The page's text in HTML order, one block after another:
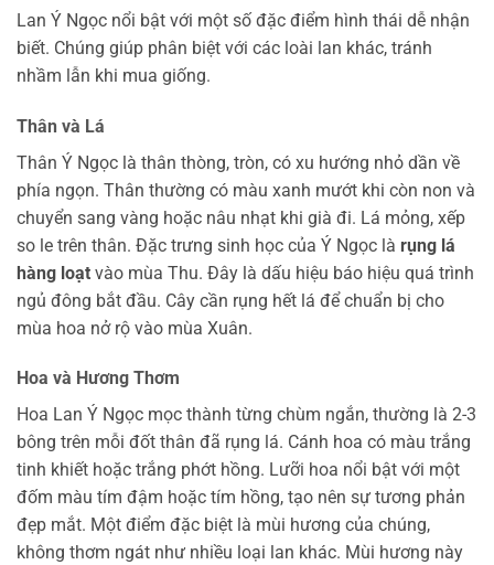
Lan Ý Ngọc nổi bật với một số đặc điểm hình thái dễ nhận
biết. Chúng giúp phân biệt với các loài lan khác, tránh
nhầm lẫn khi mua giống.
Thân và Lá
Thân Ý Ngọc là thân thòng, tròn, có xu hướng nhỏ dần về
phía ngọn. Thân thường có màu xanh mướt khi còn non và
chuyển sang vàng hoặc nâu nhạt khi già đi. Lá mỏng, xếp
so le trên thân. Đặc trưng sinh học của Ý Ngọc là rụng lá
hàng loạt vào mùa Thu. Đây là dấu hiệu báo hiệu quá trình
ngủ đông bắt đầu. Cây cần rụng hết lá để chuẩn bị cho
mùa hoa nở rộ vào mùa Xuân.
Hoa và Hương Thơm
Hoa Lan Ý Ngọc mọc thành từng chùm ngắn, thường là 2-3
bông trên mỗi đốt thân đã rụng lá. Cánh hoa có màu trắng
tinh khiết hoặc trắng phớt hồng. Lưỡi hoa nổi bật với một
đốm màu tím đậm hoặc tím hồng, tạo nên sự tương phản
đẹp mắt. Một điểm đặc biệt là mùi hương của chúng,
không thơm ngát như nhiều loại lan khác. Mùi hương này